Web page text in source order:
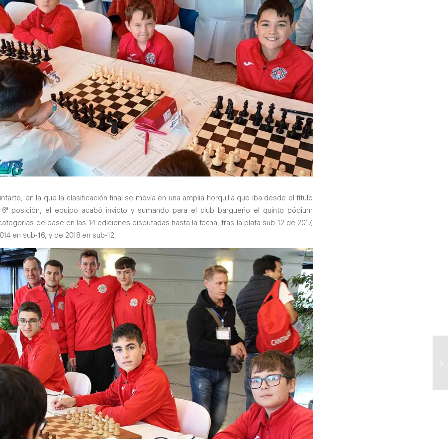
en la que la clasificación final se movía en una amplia horquilla que iba desde el título
posición, el equipo acabó invicto y sumando para el club bargueño el quinto pódium
de base en las 14 ediciones disputadas hasta la fecha, tras la plata sub-12 de 2017,
en sub-16, y de 2018 en sub-12.